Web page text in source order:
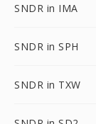
SNDR in IMA
SNDR in SPH
SNDR in TXW